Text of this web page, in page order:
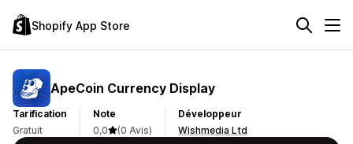
Shopify App Store
ApeCoin Currency Display
Tarification
Gratuit
Note
0,0
(0 Avis)
Développeur
Wishmedia Ltd